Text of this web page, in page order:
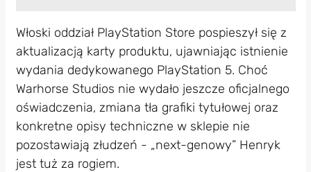
Włoski oddział PlayStation Store pospieszył się z
aktualizacją karty produktu, ujawniając istnienie
wydania dedykowanego PlayStation 5. Choć
Warhorse Studios nie wydało jeszcze oficjalnego
oświadczenia, zmiana tła grafiki tytułowej oraz
konkretne opisy techniczne w sklepie nie
pozostawiają złudzeń - „next-genowy” Henryk
jest tuż za rogiem.